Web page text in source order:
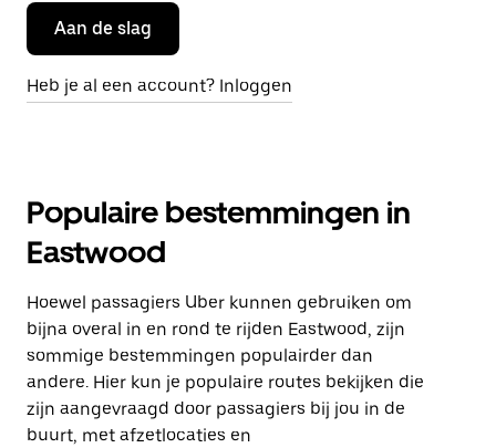
Aan de slag
Heb je al een account? Inloggen
Populaire bestemmingen in
Eastwood
Hoewel passagiers Uber kunnen gebruiken om
bijna overal in en rond te rijden Eastwood, zijn
sommige bestemmingen populairder dan
andere. Hier kun je populaire routes bekijken die
zijn aangevraagd door passagiers bij jou in de
buurt, met afzetlocaties en